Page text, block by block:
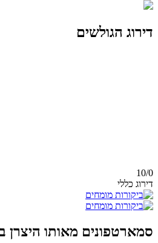
דירוג הגולשים
10/0
דירוג כללי
סמארטפונים מאותו היצרן